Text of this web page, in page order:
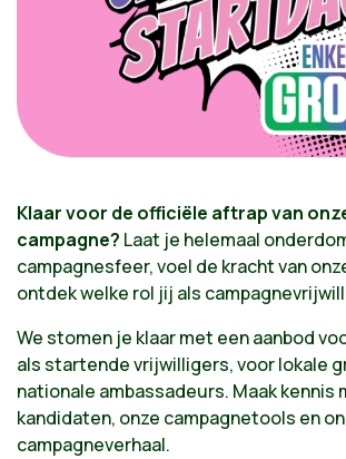
Klaar voor de officiële aftrap van
campagne? Laat je helemaal
campagnesfeer, voel de kracht van
ontdek welke rol jij als
We stomen je klaar met een aanbod
als startende vrijwilligers, voor lokale
nationale ambassadeurs. Maak kennis
kandidaten, onze campagnetools en
campagneverhaal.